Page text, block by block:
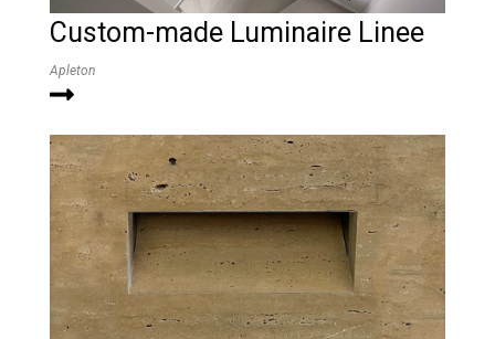
Custom-made Luminaire Linee
Apleton